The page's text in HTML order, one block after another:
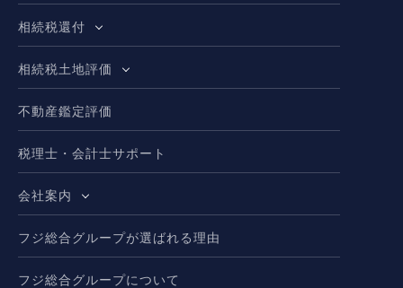
相続税還付
相続税土地評価
不動産鑑定評価
税理士・会計士サポート
会社案内
フジ総合グループが選ばれる理由
フジ総合グループについて